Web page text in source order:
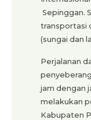
Sepinggan.
transportasi
(sungai dan
Perjalanan
jam dengan
melakukan
Kabupaten